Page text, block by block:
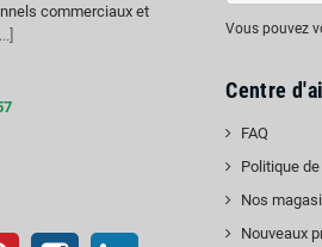
commerciaux et
[...]
Vous pouvez
Centre
FAQ
Politique
Nos
Nouveaux